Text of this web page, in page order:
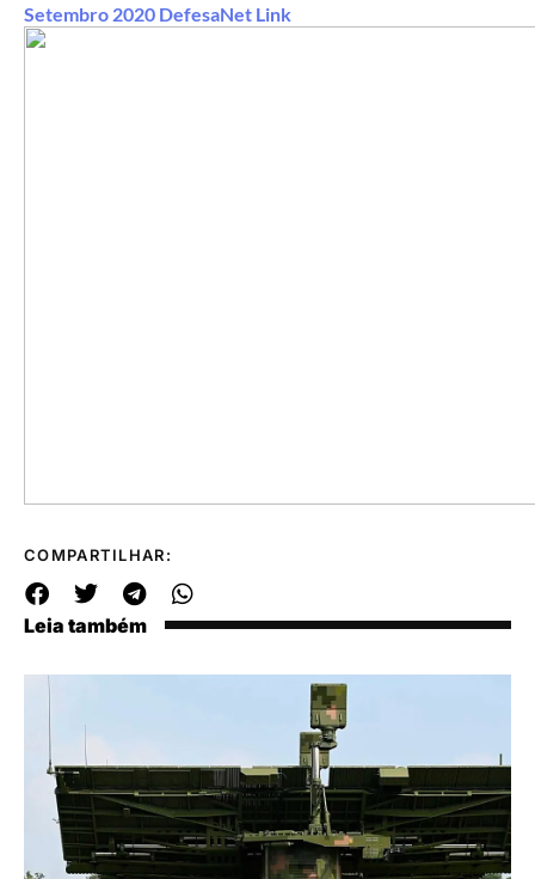
Setembro 2020 DefesaNet Link
COMPARTILHAR:
Leia também